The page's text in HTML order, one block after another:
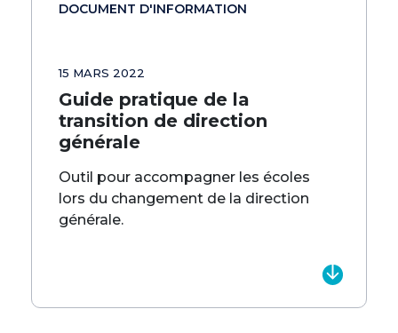
DOCUMENT D'INFORMATION
15 MARS 2022
Guide pratique de la
transition de direction
générale
Outil pour accompagner les écoles
lors du changement de la direction
générale.